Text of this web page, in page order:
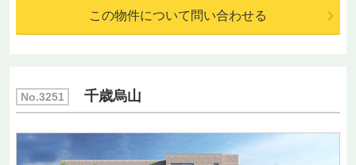
この物件について問い合わせる
No.3251 千歳烏山